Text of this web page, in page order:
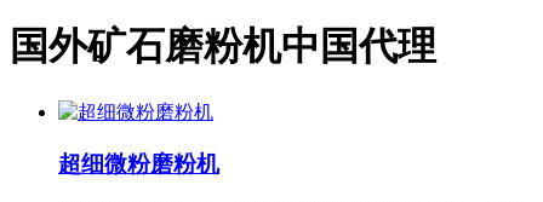
国外矿石磨粉机中国代理
超细微粉磨粉机